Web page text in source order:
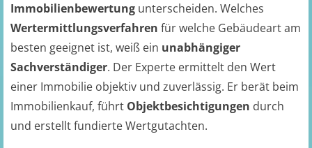
Immobilienbewertung unterscheiden. Welches
Wertermittlungsverfahren für welche Gebäudeart am
besten geeignet ist, weiß ein unabhängiger
Sachverständiger. Der Experte ermittelt den Wert
einer Immobilie objektiv und zuverlässig. Er berät beim
Immobilienkauf, führt Objektbesichtigungen durch
und erstellt fundierte Wertgutachten.